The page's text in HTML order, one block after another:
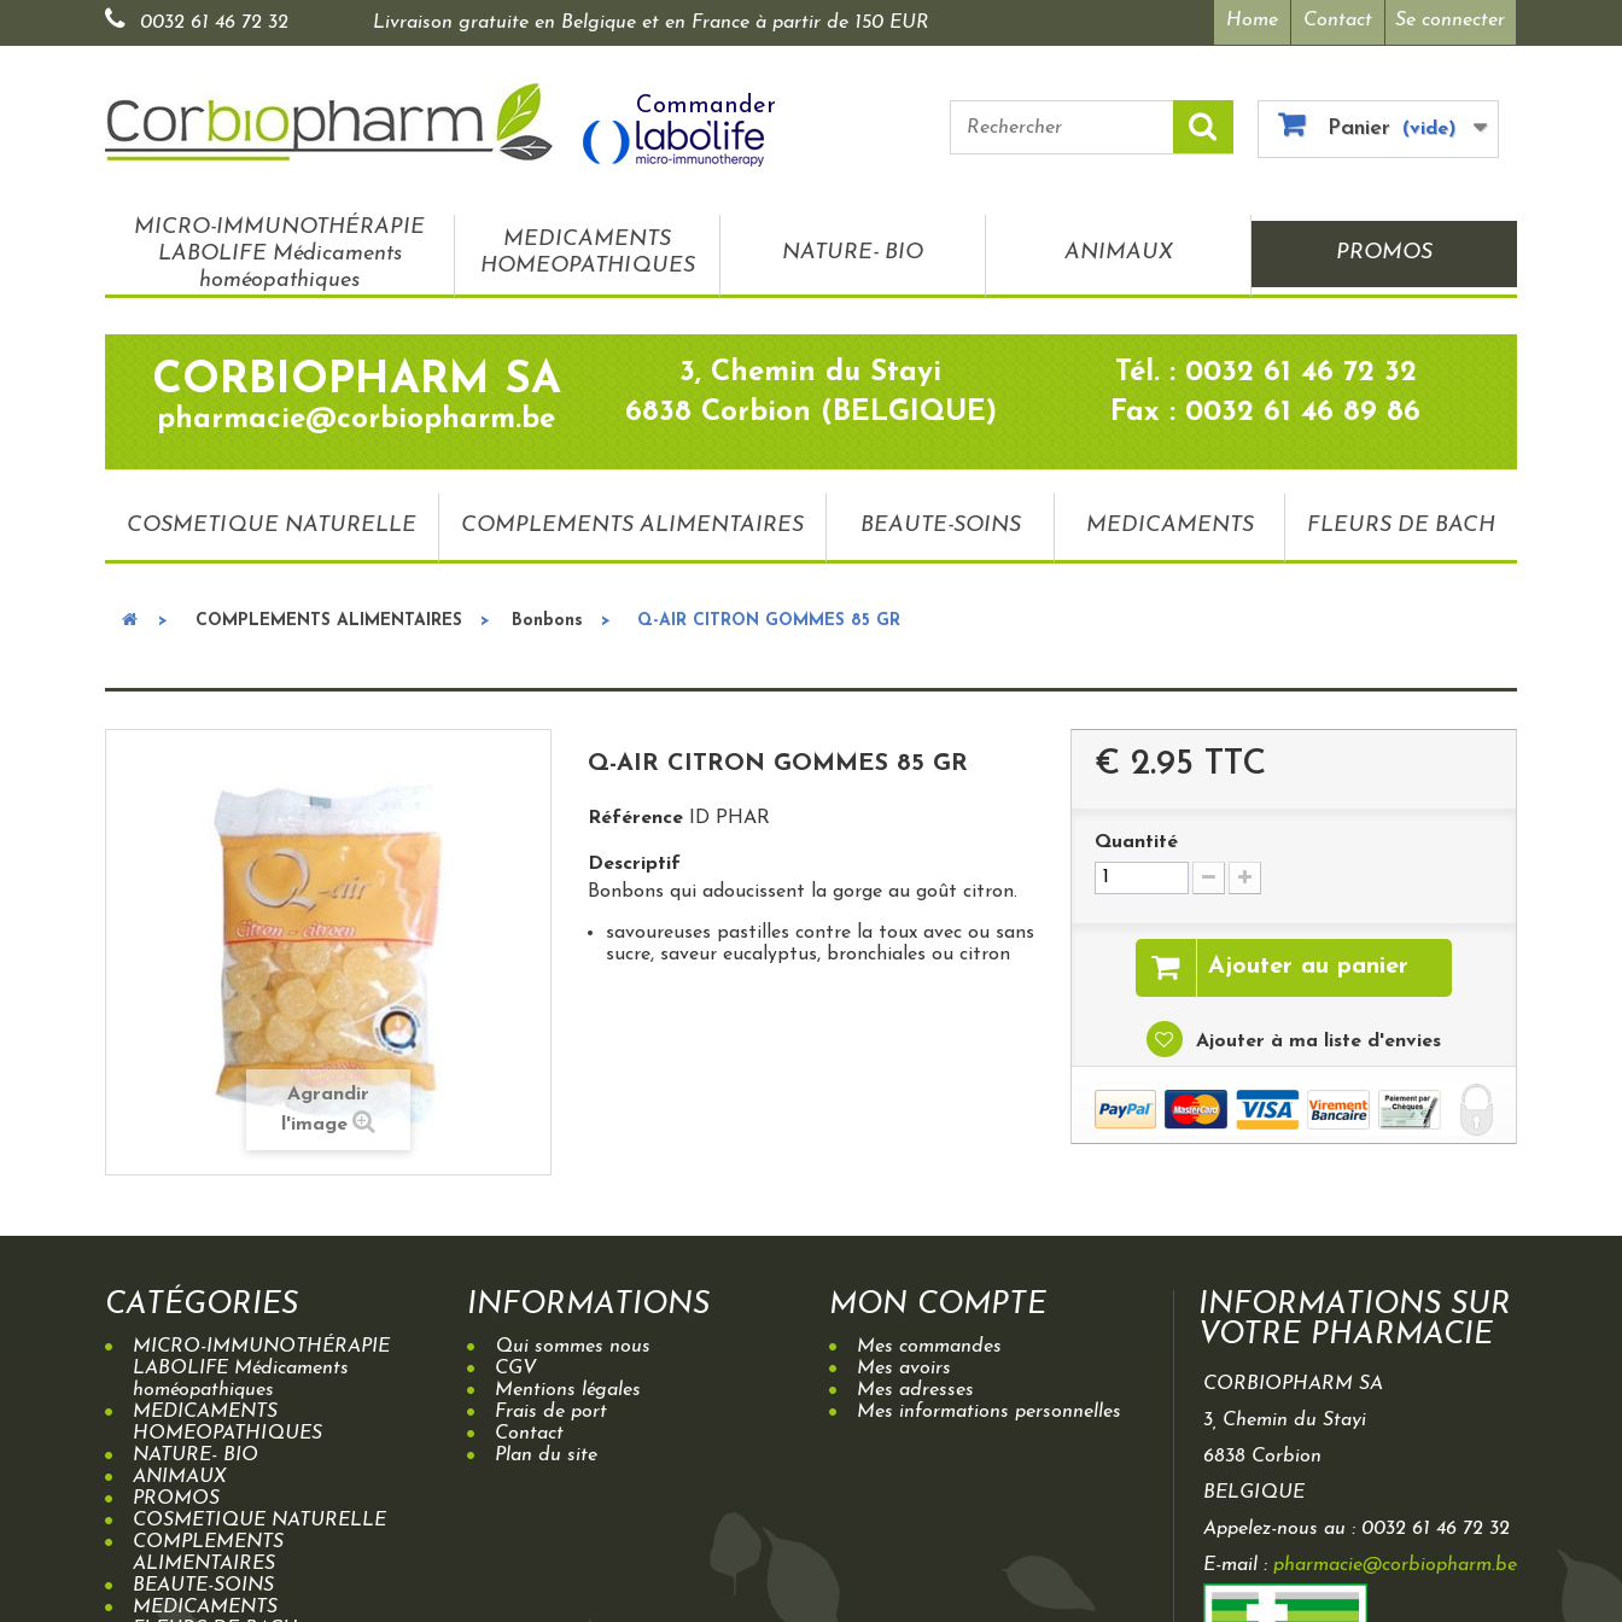
Se connecter
Home Contact
0032 61 46 72 32 Livraison gratuite en Belgique et en France à partir de 150 EUR
Commander
Panier (vide)
MICRO-IMMUNOTHÉRAPIE
LABOLIFE Médicaments
homéopathiques
MEDICAMENTS
HOMEOPATHIQUES
NATURE- BIO ANIMAUX PROMOS
CORBIOPHARM SA
pharmacie@corbiopharm.be
3, Chemin du Stayi
6838 Corbion (BELGIQUE)
Tél. : 0032 61 46 72 32
Fax : 0032 61 46 89 86
COSMETIQUE NATURELLE COMPLEMENTS ALIMENTAIRES BEAUTE-SOINS MEDICAMENTS FLEURS DE BACH
> COMPLEMENTS ALIMENTAIRES > Bonbons > Q-AIR CITRON GOMMES 85 GR
Agrandir
l'image
Q-AIR CITRON GOMMES 85 GR
Référence ID PHAR
Descriptif
Bonbons qui adoucissent la gorge au goût citron.
savoureuses pastilles contre la toux avec ou sans
sucre, saveur eucalyptus, bronchiales ou citron
€ 2.95 TTC
Quantité
Ajouter au panier
Ajouter à ma liste d'envies
CATÉGORIES
MICRO-IMMUNOTHÉRAPIE
LABOLIFE Médicaments
homéopathiques
MEDICAMENTS
HOMEOPATHIQUES
NATURE- BIO
ANIMAUX
PROMOS
COSMETIQUE NATURELLE
COMPLEMENTS
ALIMENTAIRES
BEAUTE-SOINS
MEDICAMENTS
INFORMATIONS
Qui sommes nous
CGV
Mentions légales
Frais de port
Contact
Plan du site
MON COMPTE
Mes commandes
Mes avoirs
Mes adresses
Mes informations personnelles
INFORMATIONS SUR
VOTRE PHARMACIE
CORBIOPHARM SA
3, Chemin du Stayi
6838 Corbion
BELGIQUE
Appelez-nous au : 0032 61 46 72 32
E-mail : pharmacie@corbiopharm.be